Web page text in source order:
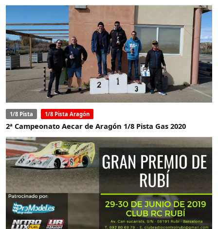
1/8 Pista 1/8 Pista Aragón
2ª Campeonato Aecar de Aragón 1/8 Pista Gas 2020